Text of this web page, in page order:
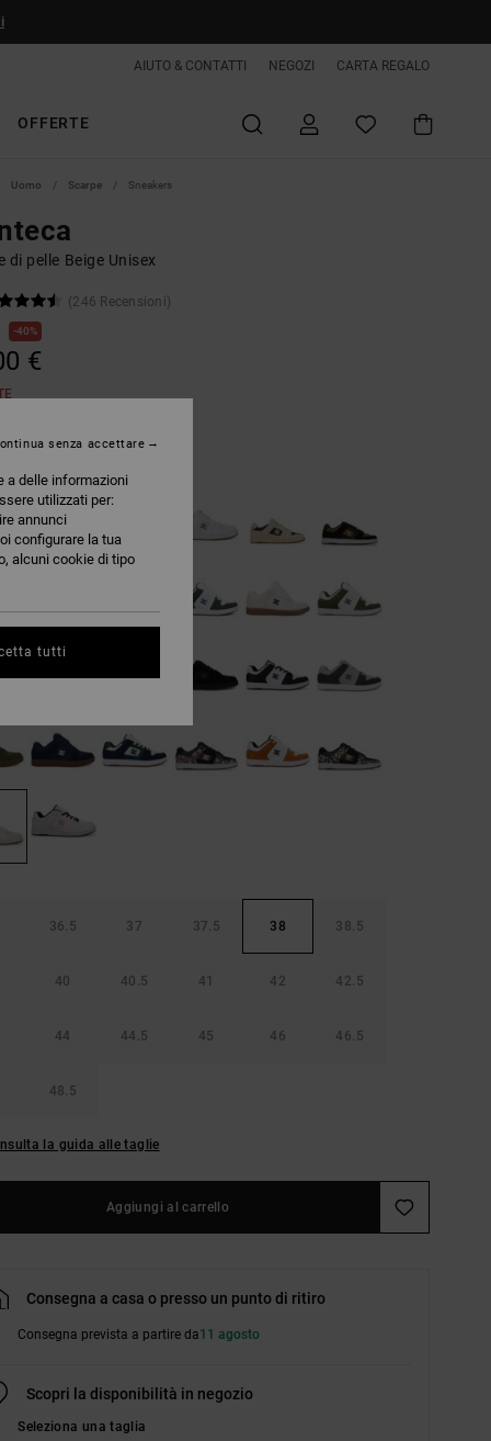
AIUTO & CONTATTI NEGOZI CARTA REGALO
OFFERTE
Uomo Scarpe Sneakers
di pelle Beige Unisex
(246 Recensioni)
40%
€
36.5 37 37.5 38 38.5
40 40.5 41 42 42.5
44 44.5 45 46 46.5
48.5
la guida alle taglie
Aggiungi al carrello
Consegna a casa o presso un punto di ritiro
Consegna prevista a partire da11 agosto
Scopri la disponibilità in negozio
Seleziona una taglia
a delle informazioni
utilizzati per:
annunci
configurare la tua
alcuni cookie di tipo
senza accettare
tutti